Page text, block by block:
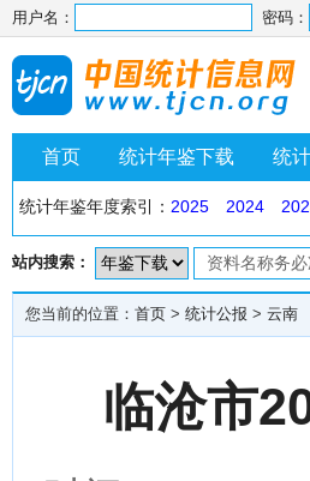
用户名： 密码：
首页 统计年鉴下载 统
统计年鉴年度索引： 2025 2024
站内搜索：
您当前的位置： 首页 > 统计公报 > 云南
临沧市